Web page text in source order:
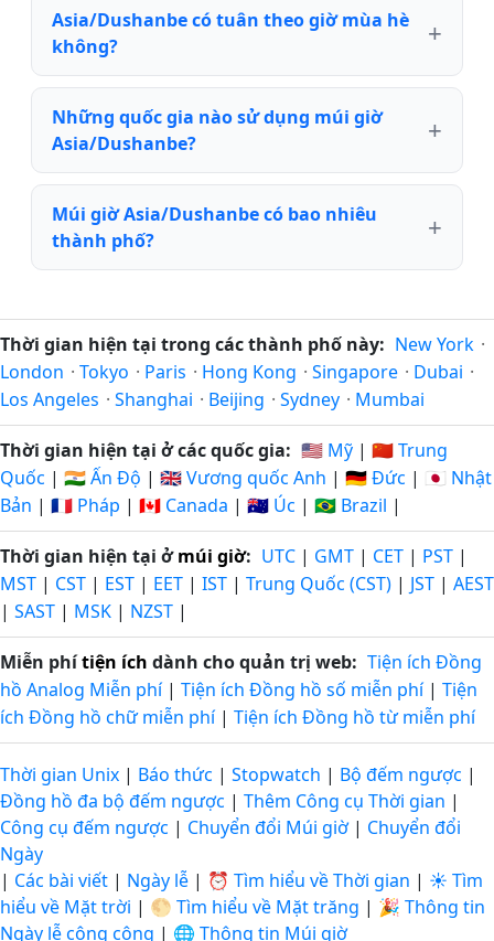
Asia/Dushanbe có tuân theo giờ mùa hè
không?
Những quốc gia nào sử dụng múi giờ
Asia/Dushanbe?
Múi giờ Asia/Dushanbe có bao nhiêu
thành phố?
Thời gian hiện tại trong các thành phố này: New York ·
London · Tokyo · Paris · Hong Kong · Singapore · Dubai ·
Los Angeles · Shanghai · Beijing · Sydney · Mumbai
Thời gian hiện tại ở các quốc gia: 🇺🇸 Mỹ | 🇨🇳 Trung
Quốc | 🇮🇳 Ấn Độ | 🇬🇧 Vương quốc Anh | 🇩🇪 Đức | 🇯🇵 Nhật
Bản | 🇫🇷 Pháp | 🇨🇦 Canada | 🇦🇺 Úc | 🇧🇷 Brazil |
Thời gian hiện tại ởmúi giờ: UTC | GMT | CET | PST |
MST | CST | EST | EET | IST | Trung Quốc (CST) | JST | AEST
| SAST | MSK | NZST |
Miễn phítiện ích dành cho quản trị web: Tiện ích Đồng
hồ Analog Miễn phí| Tiện ích Đồng hồ số miễn phí| Tiện
ích Đồng hồ chữ miễn phí| Tiện ích Đồng hồ từ miễn phí
Thời gian Unix | Báo thức | Stopwatch | Bộ đếm ngược |
Đồng hồ đa bộ đếm ngược | Thêm Công cụ Thời gian |
Công cụ đếm ngược | Chuyển đổi Múi giờ | Chuyển đổi
Ngày
| Các bài viết | Ngày lễ | ⏰ Tìm hiểu về Thời gian | ☀️ Tìm
hiểu về Mặt trời | 🌕 Tìm hiểu về Mặt trăng | 🎉 Thông tin
Ngày lễ công cộng | 🌐 Thông tin Múi giờ